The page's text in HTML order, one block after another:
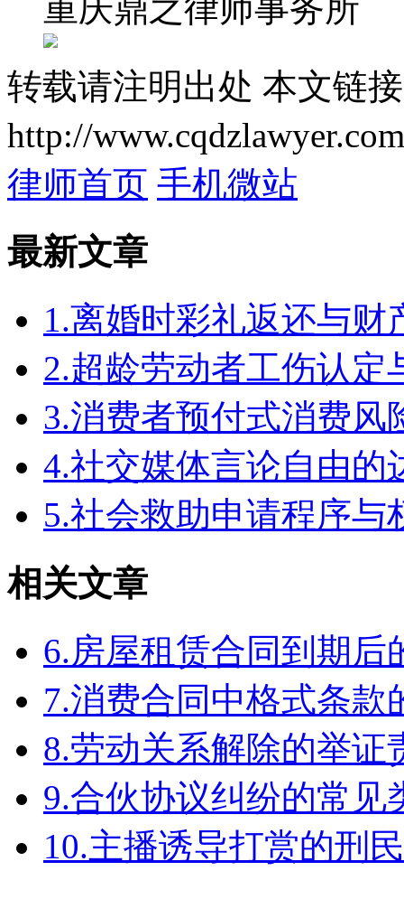
重庆鼎之律师事务所
转载请注明出处 本文链
http://
律师首页 手机微站
最新文章
1.离婚时彩礼返还与财
2.超龄劳动者工伤认定
3.消费者预付式消费风
4.社交媒体言论自由
5.社会救助申请程序与
相关文章
6.房屋租赁合同到期后
7.消费合同中格式条款
8.劳动关系解除的举证
9.合伙协议纠纷的常见
10.主播诱导打赏的刑